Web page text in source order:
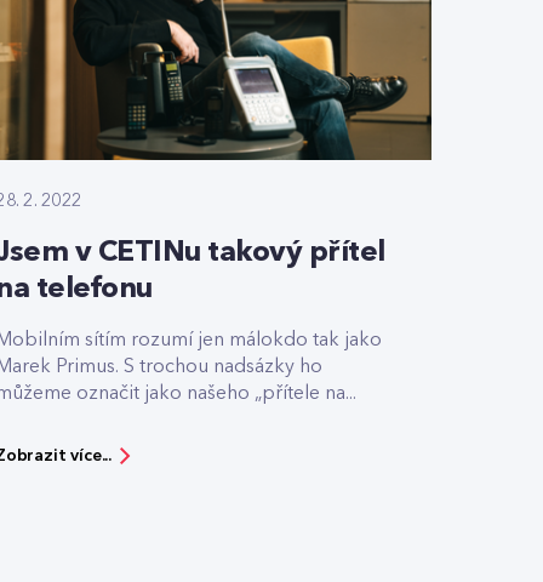
2. 2022
v CETINu takový přítel
telefonu
Mobilním sítím rozumí jen málokdo tak jako
Marek Primus. S trochou nadsázky ho
označit jako našeho „přítele na...
více...